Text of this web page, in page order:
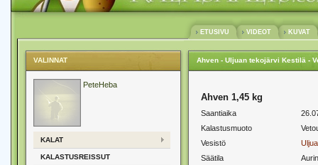
ETUSIVU VIDEOT KUVAT
VALINNAT
PeteHeba
KALAT
KALASTUSREISSUT
Ahven - Uljuan tekojärvi Kestilä -
Ahven 1,45 kg
Saantiaika
Kalastusmuoto
Vesistö
Säätila